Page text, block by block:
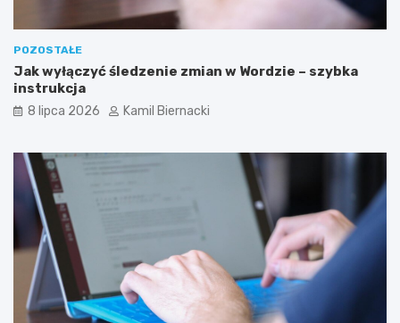
POZOSTAŁE
Jak wyłączyć śledzenie zmian w Wordzie – szybka
instrukcja
8 lipca 2026 Kamil Biernacki